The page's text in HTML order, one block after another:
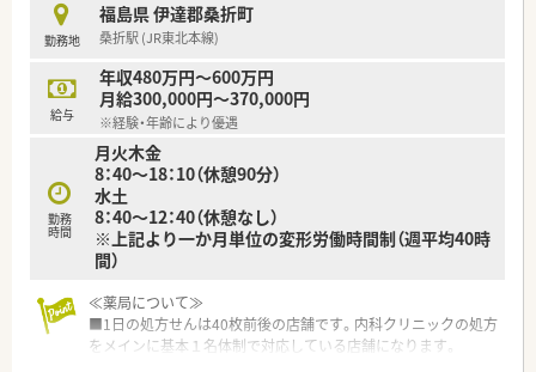
勤務地
福島県 伊達郡桑折町
桑折駅 (JR東北本線)
給与
年収480万円～600万円
月給300,000円～370,000円
※経験・年齢により優遇
勤務
時間
月火木金
8：40～18：10（休憩90分）
水土
8：40～12：40（休憩なし）
※上記より一か月単位の変形労働時間制（週平均40時
間）
≪薬局について≫
■1日の処方せんは40枚前後の店舗です。内科クリニックの処方
をメインに基本１名体制で対応している店舗になります。